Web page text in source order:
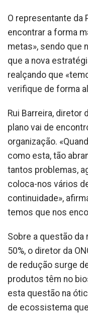
O representante da
encontrar a forma
metas», sendo que
que a nova
realçando que
verifique de forma
Rui Barreira, diretor
plano vai de
organização.
como esta, tão
tantos problemas,
coloca-nos vários
continuidade»,
temos que nos
Sobre a questão
50%, o diretor da
de redução surge
produtos têm no
esta questão na
de ecossistema